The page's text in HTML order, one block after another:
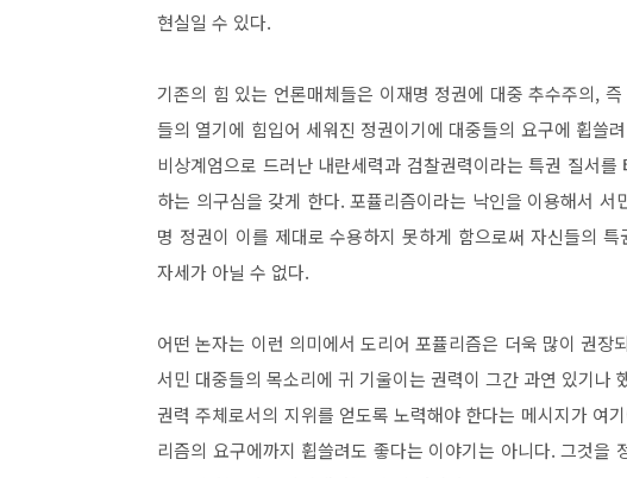
현실일 수 있다.
기존의 힘 있는 언론매체들은 이재명 정권에 대중 추수주의, 즉
들의 열기에 힘입어 세워진 정권이기에 대중들의 요구에 휩쓸
비상계엄으로 드러난 내란세력과 검찰권력이라는 특권 질서
하는 의구심을 갖게 한다.포퓰리즘이라는 낙인을 이용해서
명 정권이 이를 제대로 수용하지 못하게 함으로써 자신들의
자세가 아닐 수 없다.
어떤 논자는 이런 의미에서 도리어 포퓰리즘은 더욱 많이 권
서민 대중들의 목소리에 귀 기울이는 권력이 그간 과연 있기나
권력 주체로서의 지위를 얻도록 노력해야 한다는 메시지가 여
리즘의 요구에까지 휩쓸려도 좋다는 이야기는 아니다.그것을